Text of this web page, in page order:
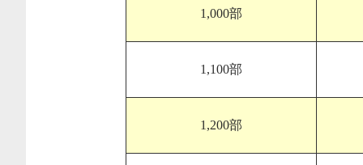
1,000部
1,100部
1,200部